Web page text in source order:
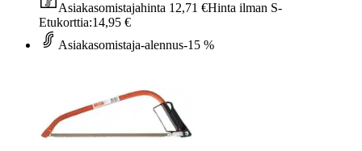
Asiakasomistajahinta 12,71 €Hinta ilman S-
Etukorttia:14,95 €
Asiakasomistaja-alennus-15 %